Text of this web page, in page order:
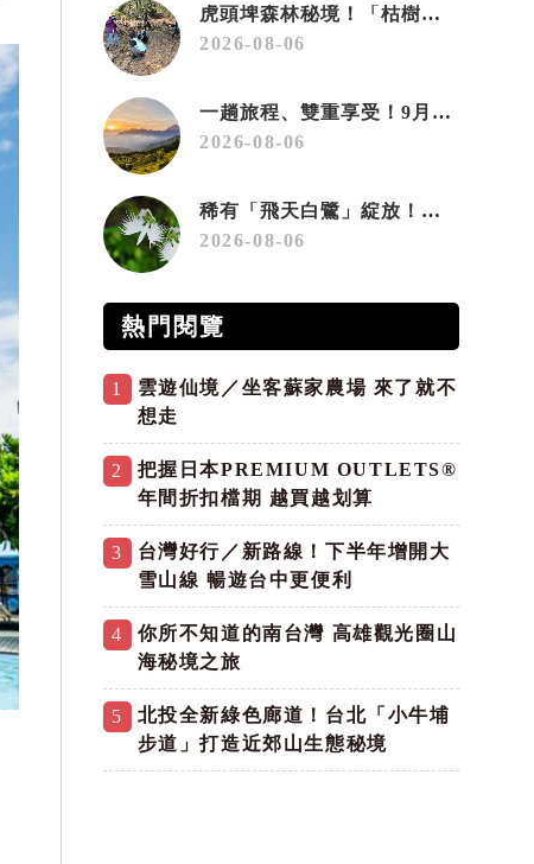
虎頭埤森林秘境！「枯樹籬步道」生態復育有成 走進大自然生命教室
2026-08-06
一趟旅程、雙重享受！9月住宿合歡山 順遊奧萬大10元優惠入園
2026-08-06
稀有「飛天白鷺」綻放！神戶六甲高山植物園「鷺草」珍貴現身
2026-08-06
熱門閱覽
1
雲遊仙境／坐客蘇家農場 來了就不
想走
2
把握日本PREMIUM OUTLETS®
年間折扣檔期 越買越划算
3
台灣好行／新路線！下半年增開大
雪山線 暢遊台中更便利
4
你所不知道的南台灣 高雄觀光圈山
海秘境之旅
5
北投全新綠色廊道！台北「小牛埔
步道」打造近郊山生態秘境